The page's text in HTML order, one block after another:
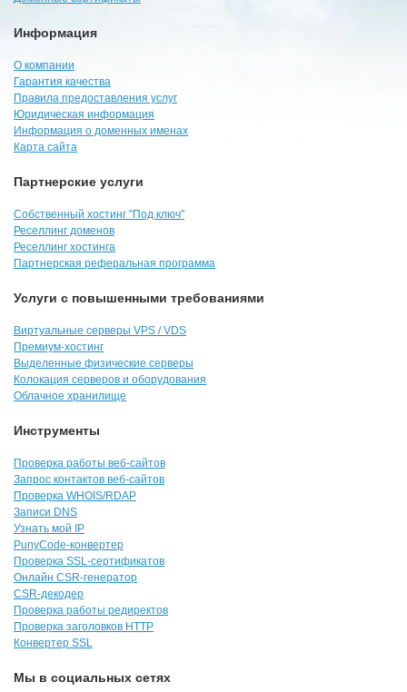
Информация
О компании
Гарантия качества
Правила предоставления услуг
Юридическая информация
Информация о доменных именах
Карта сайта
Партнерские услуги
Собственный хостинг "Под ключ"
Реселлинг доменов
Реселлинг хостинга
Партнерская реферальная программа
Услуги с повышенными требованиями
Виртуальные серверы VPS / VDS
Премиум-хостинг
Выделенные физические серверы
Колокация серверов и оборудования
Облачное хранилище
Инструменты
Проверка работы веб-сайтов
Запрос контактов веб-сайтов
Проверка WHOIS/RDAP
Записи DNS
Узнать мой IP
PunyCode-конвертер
Проверка SSL-сертификатов
Онлайн CSR-генератор
CSR-декодер
Проверка работы редиректов
Проверка заголовков HTTP
Конвертер SSL
Мы в социальных сетях